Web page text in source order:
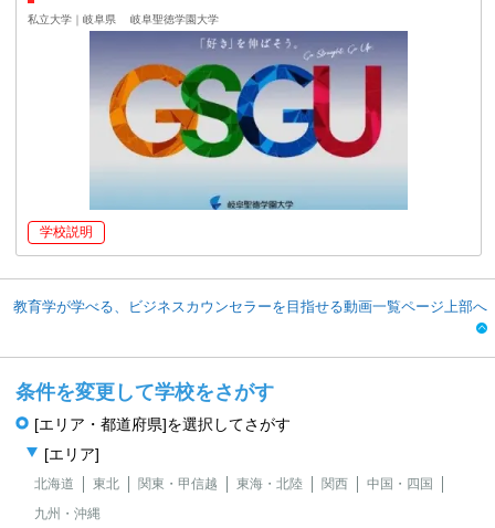
私立大学｜岐阜県 岐阜聖徳学園大学
学校説明
教育学が学べる、ビジネスカウンセラーを目指せる動画一覧ページ上部へ
条件を変更して学校をさがす
[エリア・都道府県]を選択してさがす
[エリア]
北海道 東北 関東・甲信越 東海・北陸 関西
中国・四国
九州・沖縄